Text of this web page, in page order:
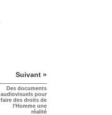
Suivant »
Des documents
audiovisuels pour
faire des droits de
l’Homme une
réalité